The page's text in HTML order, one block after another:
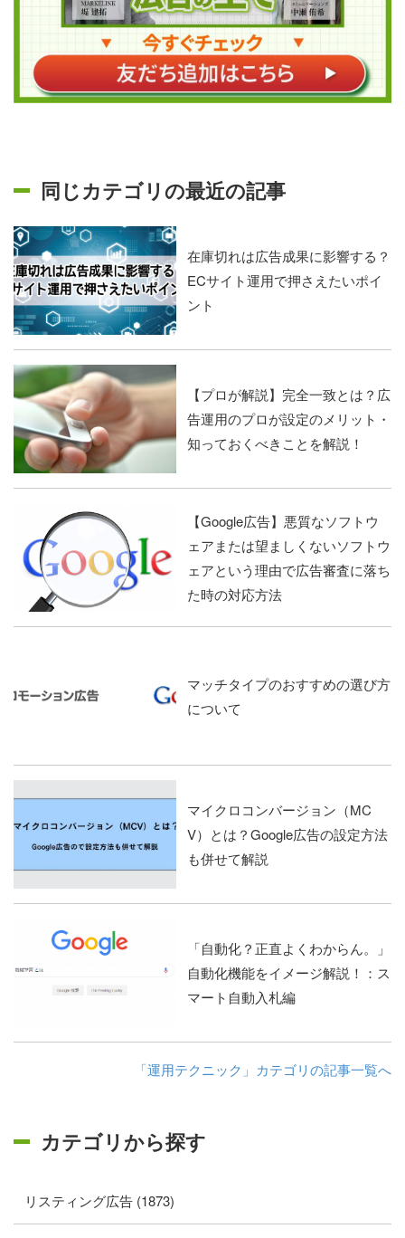
同じカテゴリの最近の記事
在庫切れは広告成果に影響する？
ECサイト運用で押さえたいポイ
ント
【プロが解説】完全一致とは？広
告運用のプロが設定のメリット・
知っておくべきことを解説！
【Google広告】悪質なソフトウ
ェアまたは望ましくないソフトウ
ェアという理由で広告審査に落ち
た時の対応方法
マッチタイプのおすすめの選び方
について
マイクロコンバージョン（MC
V）とは？Google広告の設定方法
も併せて解説
「自動化？正直よくわからん。」
自動化機能をイメージ解説！：ス
マート自動入札編
「運用テクニック」カテゴリの記事一覧へ
カテゴリから探す
リスティング広告 (1873)